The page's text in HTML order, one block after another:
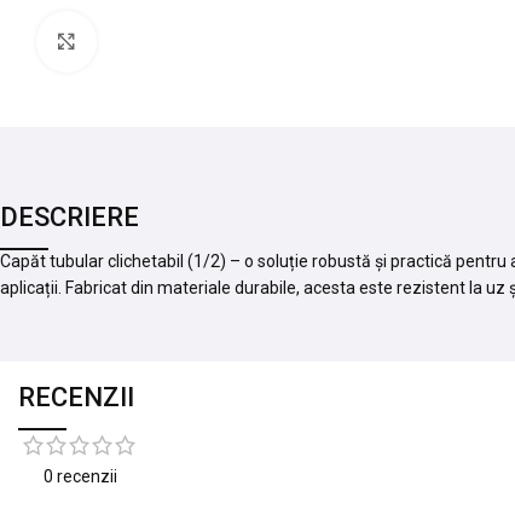
DESCRIERE
Capăt tubular clichetabil (1/2) – o soluție robustă și practică
aplicații. Fabricat din materiale durabile, acesta este rezistent la
RECENZII
0 recenzii